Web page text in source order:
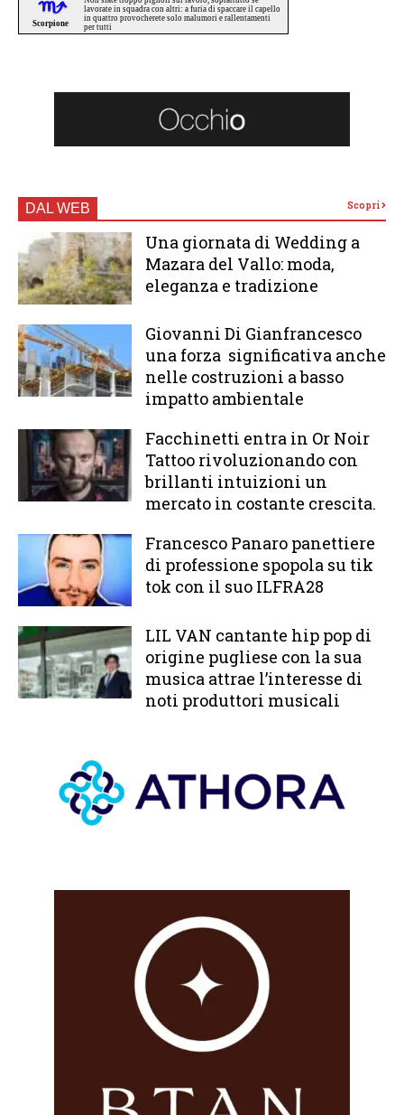
DAL WEB Scopri
Una giornata di Wedding a
Mazara del Vallo: moda,
eleganza e tradizione
Giovanni Di Gianfrancesco
una forza significativa anche
nelle costruzioni a basso
impatto ambientale
Facchinetti entra in Or Noir
Tattoo rivoluzionando con
brillanti intuizioni un
mercato in costante crescita.
Francesco Panaro panettiere
di professione spopola su tik
tok con il suo ILFRA28
LIL VAN cantante hip pop di
origine pugliese con la sua
musica attrae l’interesse di
noti produttori musicali